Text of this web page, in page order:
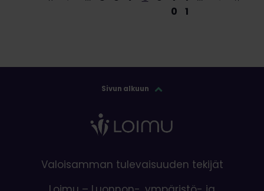
0
1
Sivun alkuun
Valoisamman tulevaisuuden tekijät